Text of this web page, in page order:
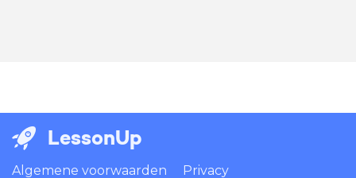
LessonUp
Algemene voorwaarden Privacy